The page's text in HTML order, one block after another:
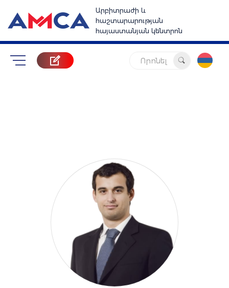
Արբիտրաժի և
հաշտարարության
հայաստանյան կենտրոն
Որոնել